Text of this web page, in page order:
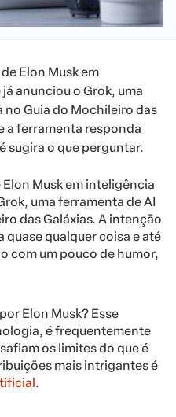
Elon Musk em
anunciou o Grok, uma
no Guia do Mochileiro das
a ferramenta responda
sugira o que perguntar.
Musk em inteligência
uma ferramenta de AI
das Galáxias. A intenção
quase qualquer coisa e até
com um pouco de humor,
Elon Musk? Esse
é frequentemente
os limites do que é
mais intrigantes é
.